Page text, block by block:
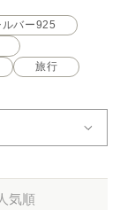
ルバー925
旅行
人気順